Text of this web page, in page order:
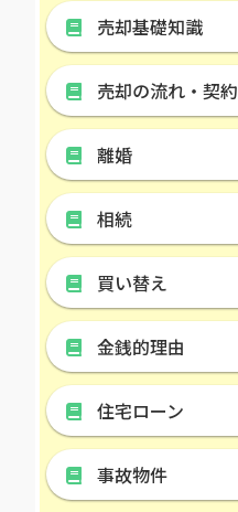
売却基礎知識
売却の流れ・契約
離婚
相続
買い替え
金銭的理由
住宅ローン
事故物件